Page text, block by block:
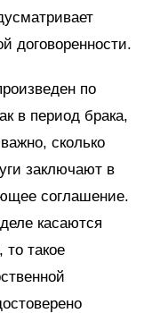
договоренности.
по
в период брака,
сколько
заключают в
соглашение.
касаются
такое